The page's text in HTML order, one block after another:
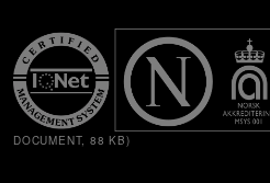
DOCUMENT, 88 KB)